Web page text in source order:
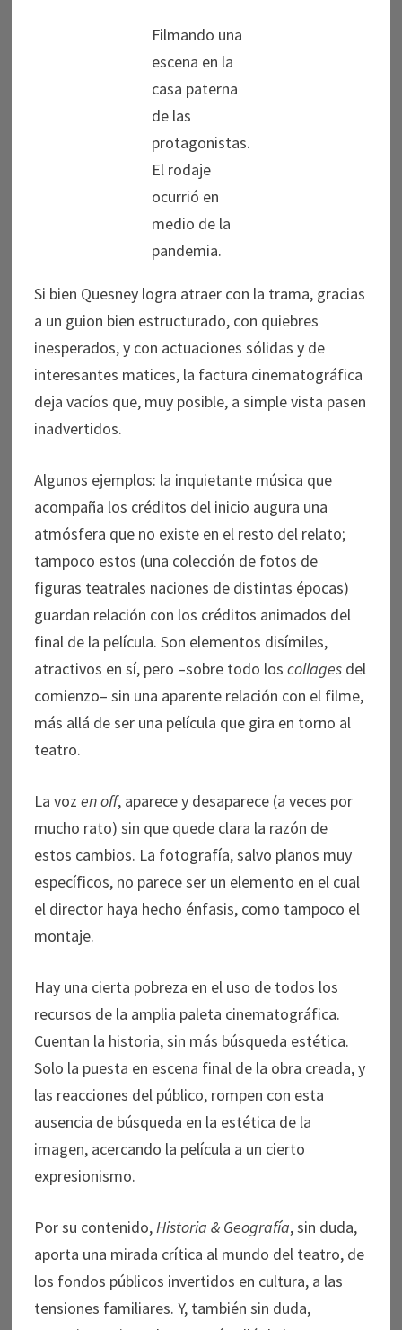
Filmando una
escena en la
casa paterna
de las
protagonistas.
El rodaje
ocurrió en
medio de la
pandemia.
Si bien Quesney logra atraer con la trama, gracias
a un guion bien estructurado, con quiebres
inesperados, y con actuaciones sólidas y de
interesantes matices, la factura cinematográfica
deja vacíos que, muy posible, a simple vista pasen
inadvertidos.
Algunos ejemplos: la inquietante música que
acompaña los créditos del inicio augura una
atmósfera que no existe en el resto del relato;
tampoco estos (una colección de fotos de
figuras teatrales naciones de distintas épocas)
guardan relación con los créditos animados del
final de la película. Son elementos disímiles,
atractivos en sí, pero –sobre todo los collagesdel
comienzo– sin una aparente relación con el filme,
más allá de ser una película que gira en torno al
teatro.
La voz en off, aparece y desaparece (a veces por
mucho rato) sin que quede clara la razón de
estos cambios. La fotografía, salvo planos muy
específicos, no parece ser un elemento en el cual
el director haya hecho énfasis, como tampoco el
montaje.
Hay una cierta pobreza en el uso de todos los
recursos de la amplia paleta cinematográfica.
Cuentan la historia, sin más búsqueda estética.
Solo la puesta en escena final de la obra creada, y
las reacciones del público, rompen con esta
ausencia de búsqueda en la estética de la
imagen, acercando la película a un cierto
expresionismo.
Por su contenido,Historia & Geografía, sin duda,
aporta una mirada crítica al mundo del teatro, de
los fondos públicos invertidos en cultura, a las
tensiones familiares. Y, también sin duda,